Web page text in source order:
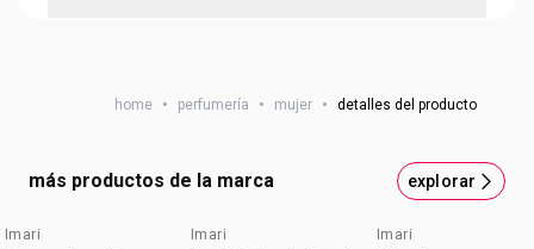
crean una
sensualidad que perdura.
home • perfumería • mujer • detalles del producto
más productos de la marca explorar
Imari Imari Imari